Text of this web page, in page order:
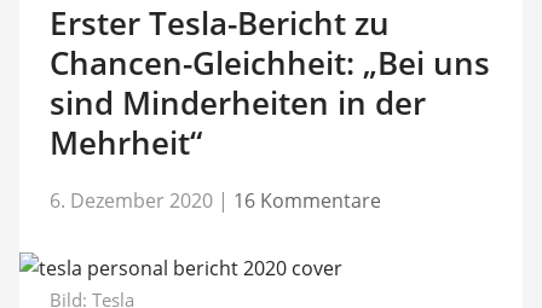
Erster Tesla-Bericht zu
Chancen-Gleichheit: „Bei uns
sind Minderheiten in der
Mehrheit“
6. Dezember 2020 | 16 Kommentare
Bild: Tesla